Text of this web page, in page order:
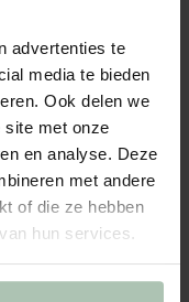
advertenties te
media te bieden
Ook delen we
site met onze
en analyse. Deze
met andere
of die ze hebben
hun services.
+5